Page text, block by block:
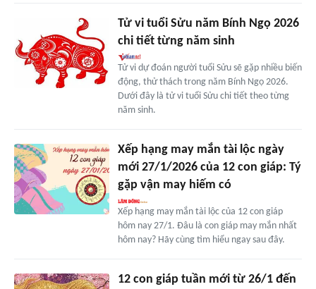
Tử vi tuổi Sửu năm Bính Ngọ 2026
chi tiết từng năm sinh
Tử vi dự đoán người tuổi Sửu sẽ gặp nhiều biến
động, thử thách trong năm Bính Ngọ 2026.
Dưới đây là tử vi tuổi Sửu chi tiết theo từng
năm sinh.
Xếp hạng may mắn tài lộc ngày
mới 27/1/2026 của 12 con giáp: Tý
gặp vận may hiếm có
Xếp hạng may mắn tài lộc của 12 con giáp
hôm nay 27/1. Đâu là con giáp may mắn nhất
hôm nay? Hãy cùng tìm hiểu ngay sau đây.
12 con giáp tuần mới từ 26/1 đến